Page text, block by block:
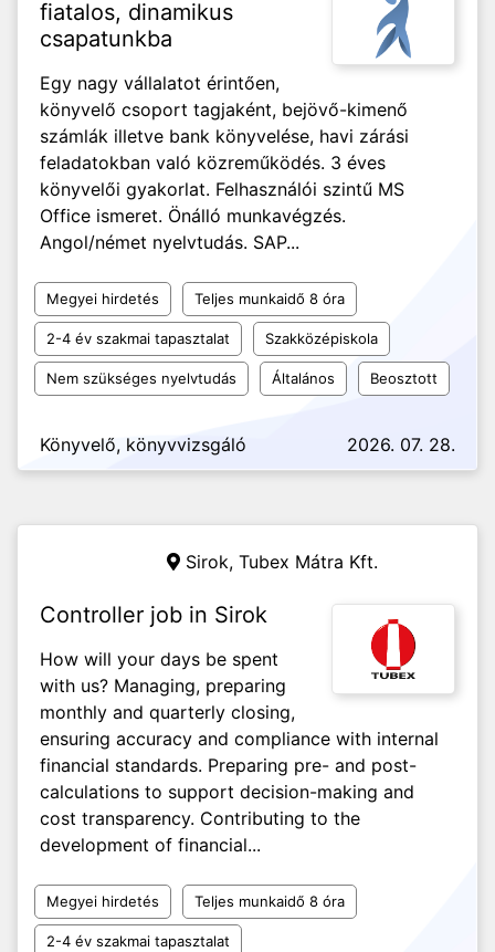
fiatalos, dinamikus
csapatunkba
Egy nagy vállalatot érintően,
könyvelő csoport tagjaként, bejövő-kimenő
számlák illetve bank könyvelése, havi zárási
feladatokban való közreműködés. 3 éves
könyvelői gyakorlat. Felhasználói szintű MS
Office ismeret. Önálló munkavégzés.
Angol/német nyelvtudás. SAP...
Megyei hirdetés Teljes munkaidő 8 óra
2-4 év szakmai tapasztalat Szakközépiskola
Nem szükséges nyelvtudás Általános Beosztott
Könyvelő, könyvvizsgáló 2026. 07. 28.
Sirok, Tubex Mátra Kft.
Controller job in Sirok
How will your days be spent
with us? Managing, preparing
monthly and quarterly closing,
ensuring accuracy and compliance with internal
financial standards. Preparing pre- and post-
calculations to support decision-making and
cost transparency. Contributing to the
development of financial...
Megyei hirdetés Teljes munkaidő 8 óra
2-4 év szakmai tapasztalat